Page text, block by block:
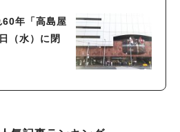
60年「高島屋
（水）に閉